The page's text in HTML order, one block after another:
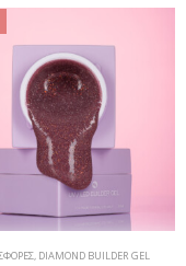
, DIAMOND BUILDER GEL